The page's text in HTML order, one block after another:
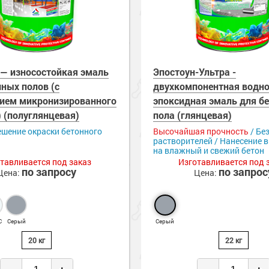
износостойкая эмаль
полов (с
микронизированного
окраски бетонного
под заказ
по запросу
Серый
20 кг
Эпостоун-Ультра -
двухкомпонентная
эпоксидная эмаль для
пола (глянцевая)
Высочайшая прочность / Без
растворителей / Нанесение
на влажный и свежий бетон
Изготавливается под
Цена: по
Серый
22 кг
ремонтные
стены
товары
товары
для
товары